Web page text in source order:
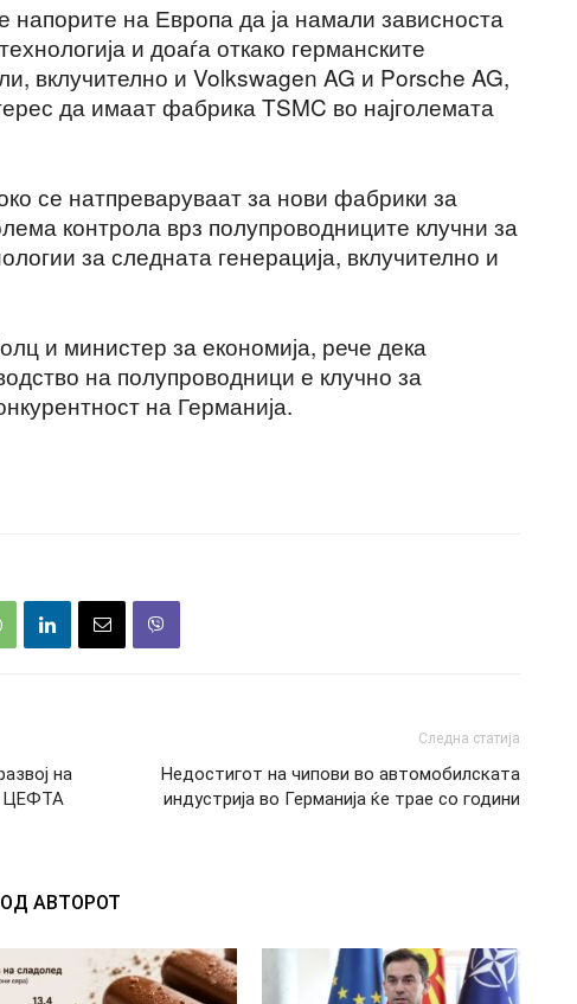
напорите на Европа да ја намали зависноста
и доаѓа откако германските
вклучително и Volkswagen AG и Porsche AG,
да имаат фабрика TSMC во најголемата
се натпреваруваат за нови фабрики за
контрола врз полупроводниците клучни за
за следната генерација, вклучително и
и министер за економија, рече дека
на полупроводници е клучно за
на Германија.
на
ЦЕФТА
Следна статија
Недостигот на чипови во автомобилската
индустрија во Германија ќе трае со години
АВТОРОТ